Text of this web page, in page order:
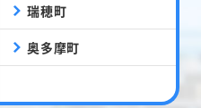
瑞穂町
奥多摩町